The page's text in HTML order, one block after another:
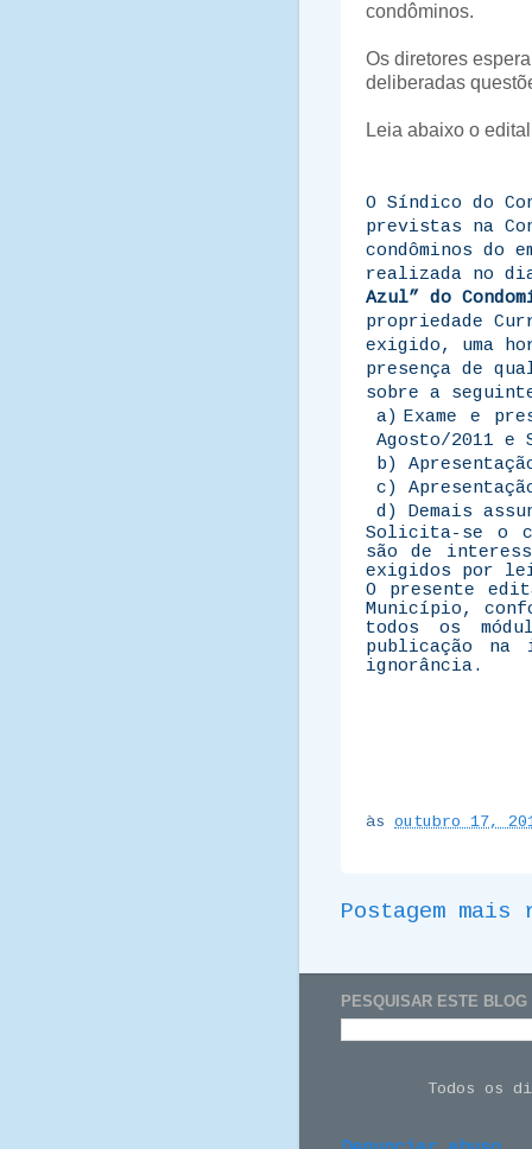
condôminos.
Os diretores
deliberadas
Leia abaixo o
O Síndico do
previstas na
condôminos do
realizada no
Azul” do
propriedade
exigido, uma
presença de
sobre a
a) Exame e
Agosto/2011 e
b)
c)
d)Demais
Solicita-se o
são de
exigidos por
O presente
Município,
todos os
publicação
ignorância.
às outubro 17,
Postagem mais
PESQUISAR ESTE BLOG
Todos os